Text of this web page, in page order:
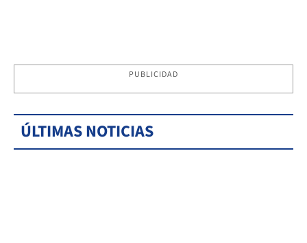
PUBLICIDAD
ÚLTIMAS NOTICIAS